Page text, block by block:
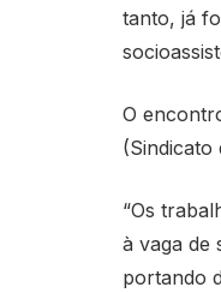
tanto, já
O
(Sindicato
“Os
à vaga de
portando